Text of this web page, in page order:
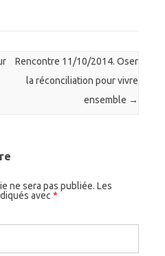
Rencontre 11/10/2014. Oser
la réconciliation pour vivre
ensemble →
ne sera pas publiée. Les
avec *